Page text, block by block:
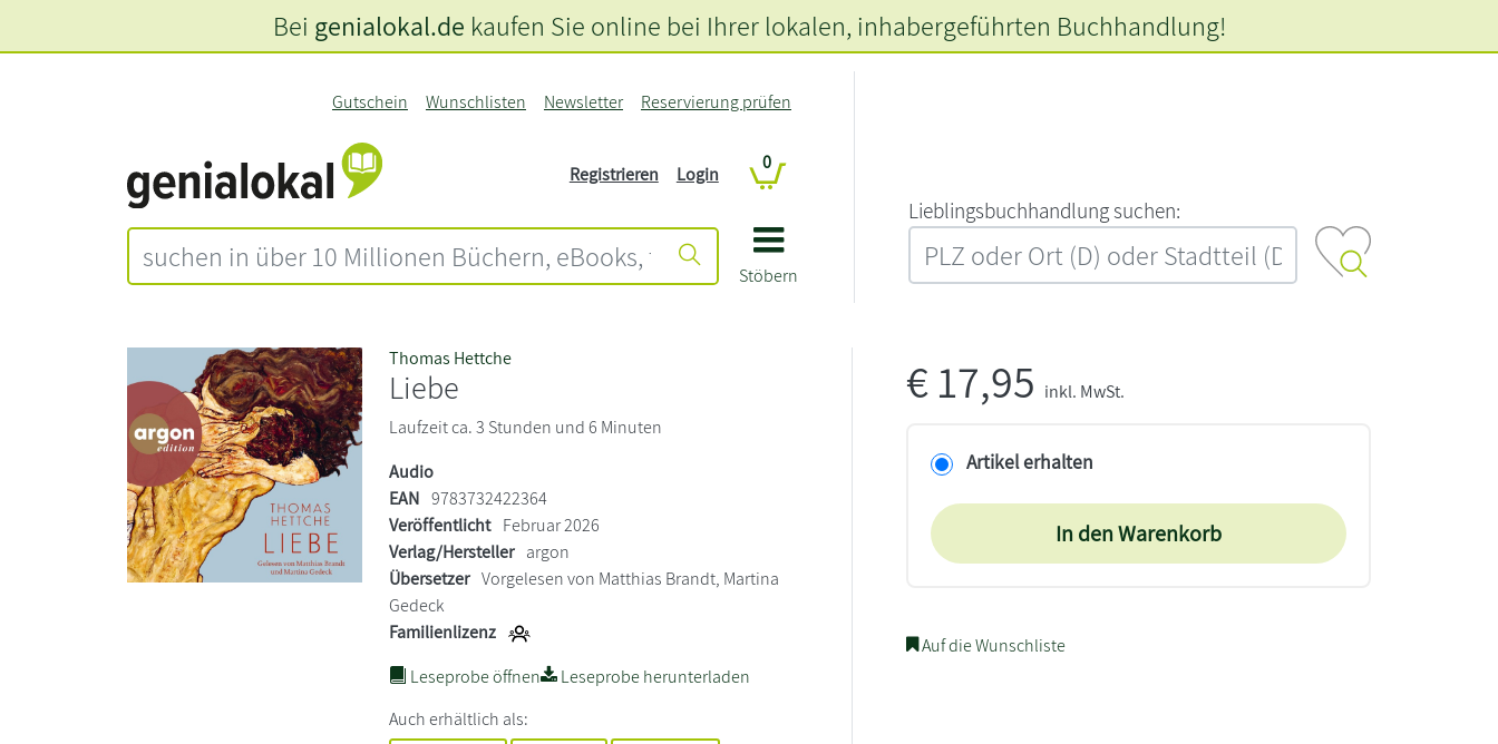
Stöbern
Gutschein Wunschlisten Newsletter Reservierung prüfen
Registrieren Login
0
L‍i‍e‍b‍l‍i‍n‍g‍s‍b‍u‍c‍h‍h‍a‍n‍d‍l‍u‍n‍g‍ ‍s‍u‍c‍h‍e‍n‍:‍
Bei genialokal.de kaufen Sie online bei Ihrer lokalen, inhabergeführten Buchhandlung!
Thomas Hettche
Liebe
Laufzeit ca. 3 Stunden und 6 Minuten
Audio
EAN 9783732422364
Veröffentlicht Februar 2026
Verlag/Hersteller argon
Übersetzer Vorgelesen von Matthias Brandt, Martina
Gedeck
Familienlizenz
Leseprobe öffnen
Leseprobe herunterladen
Auch erhältlich als:
€17,95 inkl. MwSt.
Artikel erhalten
In den Warenkorb
Auf die Wunschliste